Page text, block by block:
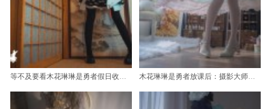
等不及要看木花琳琳是勇者假日收藏的精选图片 木花琳琳是勇者放课后：摄影大师也惊叹的代表作品